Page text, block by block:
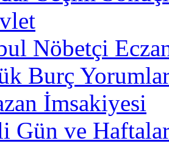
Nöbetçi
Burç
İmsakiyesi
Gün ve